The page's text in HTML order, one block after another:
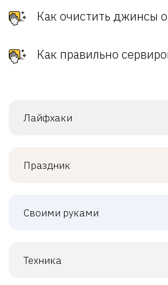
Как очистить джинсы
Как правильно
Лайфхаки
Праздник
Своими руками
Техника